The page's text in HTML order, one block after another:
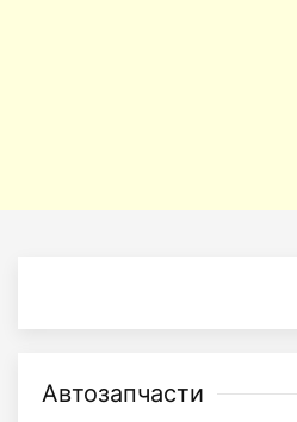
Автозапчасти